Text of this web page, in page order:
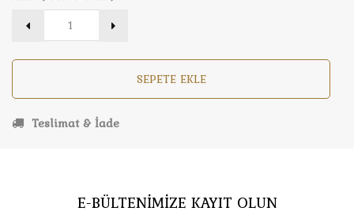
SEPETE EKLE
Teslimat & İade
E-BÜLTENİMİZE KAYIT OLUN